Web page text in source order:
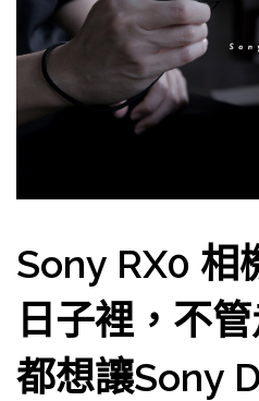
Sony RX0 相
日子裡，不
都想讓Sony